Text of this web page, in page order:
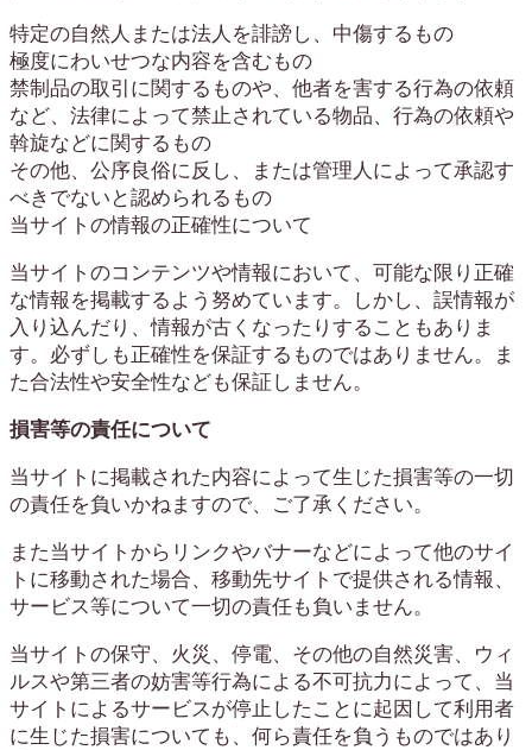
特定の自然人または法人を誹謗し、中傷するもの
極度にわいせつな内容を含むもの
禁制品の取引に関するものや、他者を害する行為の依頼
など、法律によって禁止されている物品、行為の依頼や
斡旋などに関するもの
その他、公序良俗に反し、または管理人によって承認す
べきでないと認められるもの
当サイトの情報の正確性について
当サイトのコンテンツや情報において、可能な限り正確
な情報を掲載するよう努めています。しかし、誤情報が
入り込んだり、情報が古くなったりすることもありま
す。必ずしも正確性を保証するものではありません。ま
た合法性や安全性なども保証しません。
損害等の責任について
当サイトに掲載された内容によって生じた損害等の一切
の責任を負いかねますので、ご了承ください。
また当サイトからリンクやバナーなどによって他のサイ
トに移動された場合、移動先サイトで提供される情報、
サービス等について一切の責任も負いません。
当サイトの保守、火災、停電、その他の自然災害、ウィ
ルスや第三者の妨害等行為による不可抗力によって、当
サイトによるサービスが停止したことに起因して利用者
に生じた損害についても、何ら責任を負うものではあり